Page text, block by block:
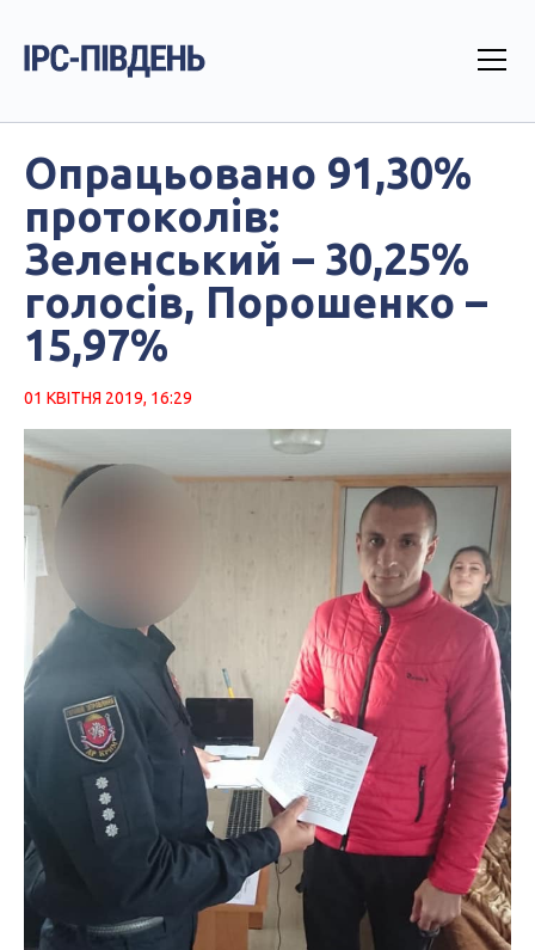
Опрацьовано 91,30%
протоколів:
Зеленський – 30,25%
голосів, Порошенко –
15,97%
01 КВІТНЯ 2019, 16:29